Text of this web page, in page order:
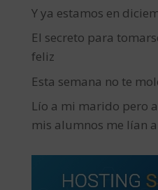
Y ya estamos en
El secreto para
feliz
Esta semana no te
Lío a mi marido pero
mis alumnos me lían